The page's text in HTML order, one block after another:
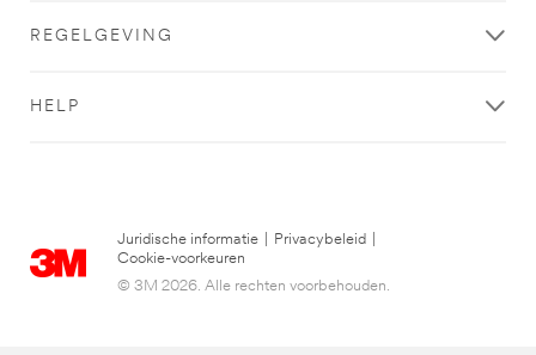
REGELGEVING
HELP
Juridische informatie Privacybeleid
Cookie-voorkeuren
© 3M 2026. Alle rechten voorbehouden.